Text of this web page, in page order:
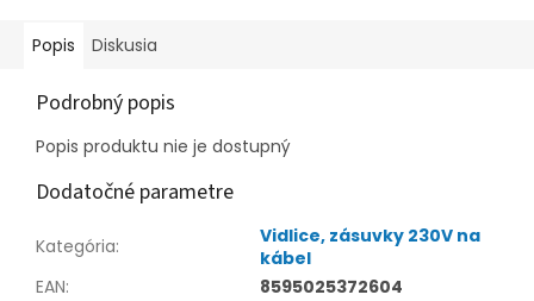
Popis Diskusia
Podrobný popis
Popis produktu nie je dostupný
Dodatočné parametre
Kategória:
Vidlice, zásuvky 230V na
kábel
EAN:
8595025372604